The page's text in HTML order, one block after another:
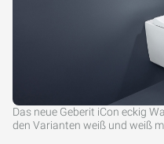
Das neue Geberit iCon eckig
den Varianten weiß und weiß